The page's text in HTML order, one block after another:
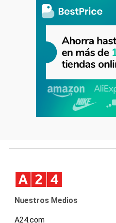
Nuestros Medios
A24.com